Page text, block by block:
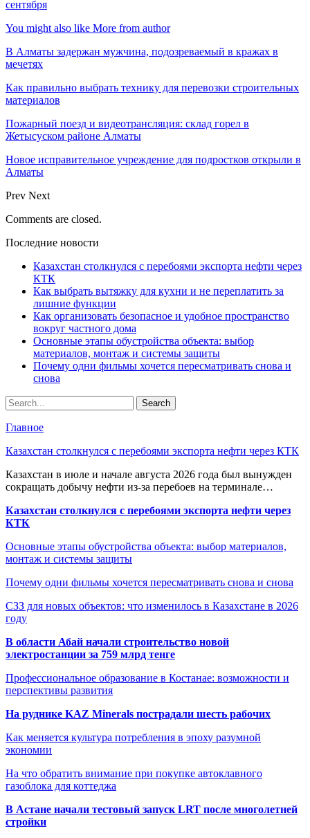
сентября
You might also like More from author
В Алматы задержан мужчина, подозреваемый в кражах в
мечетях
Как правильно выбрать технику для перевозки строительных
материалов
Пожарный поезд и видеотрансляция: склад горел в
Жетысуском районе Алматы
Новое исправительное учреждение для подростков открыли в
Алматы
Prev Next
Comments are closed.
Последние новости
Казахстан столкнулся с перебоями экспорта нефти через
КТК
Как выбрать вытяжку для кухни и не переплатить за
лишние функции
Как организовать безопасное и удобное пространство
вокруг частного дома
Основные этапы обустройства объекта: выбор
материалов, монтаж и системы защиты
Почему одни фильмы хочется пересматривать снова и
снова
Главное
Казахстан столкнулся с перебоями экспорта нефти через КТК
Казахстан в июле и начале августа 2026 года был вынужден
сокращать добычу нефти из-за перебоев на терминале…
Казахстан столкнулся с перебоями экспорта нефти через
КТК
Основные этапы обустройства объекта: выбор материалов,
монтаж и системы защиты
Почему одни фильмы хочется пересматривать снова и снова
СЗЗ для новых объектов: что изменилось в Казахстане в 2026
году
В области Абай начали строительство новой
электростанции за 759 млрд тенге
Профессиональное образование в Костанае: возможности и
перспективы развития
На руднике KAZ Minerals пострадали шесть рабочих
Как меняется культура потребления в эпоху разумной
экономии
На что обратить внимание при покупке автоклавного
газоблока для коттеджа
В Астане начали тестовый запуск LRT после многолетней
стройки